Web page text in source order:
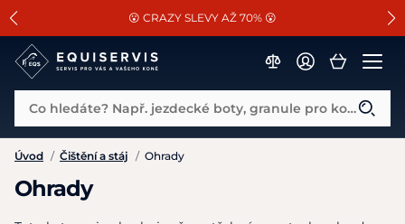
SLEVA 13% na vše od Cassini!
😮 CRAZY SLEVY AŽ 70% 😮
📐Pasování a doplňky k vybraným sedlům ZDARMA 🐴
Co hledáte? Např. jezdecké boty, granule pro koně...
Úvod / Čištění a stáj / Ohrady
Ohrady